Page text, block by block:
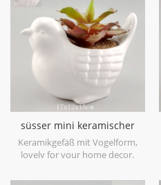
süsser mini keramischer
Vogelpflanzer weiß
Keramikgefäß mit Vogelform,
lovely for your home decor.